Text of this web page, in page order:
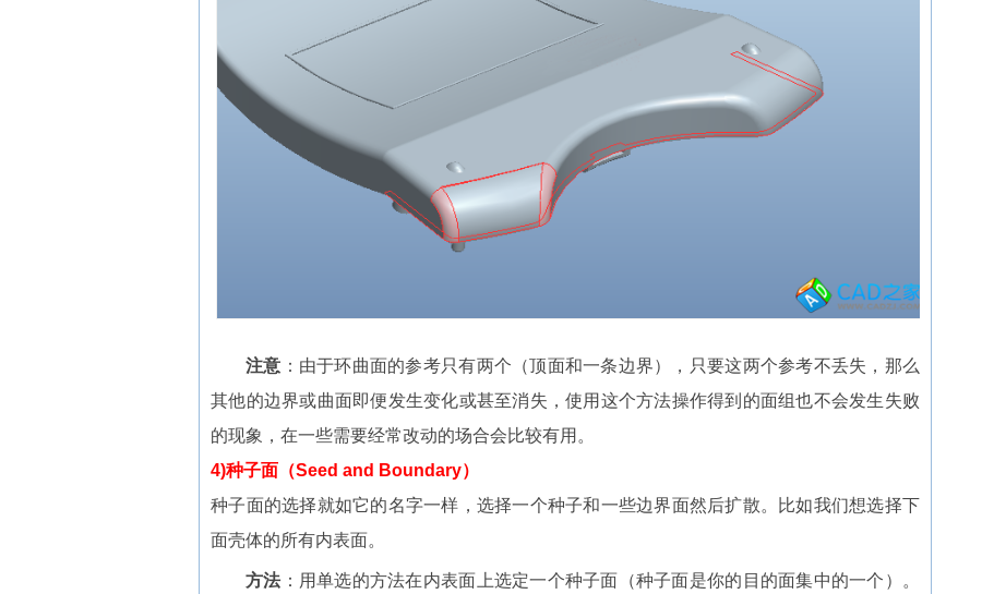
注意 ：由于环曲面的参考只有两个（顶面和一条边界），只要这两个参考不丢失，那么
其他的边界或曲面即便发生变化或甚至消失，使用这个方法操作得到的面组也不会发生失败
的现象，在一些需要经常改动的场合会比较有用。
4)种子面（Seed and Boundary）
种子面的选择就如它的名字一样，选择一个种子和一些边界面然后扩散。比如我们想选择下
面壳体的所有内表面。
方法：用单选的方法在内表面上选定一个种子面（种子面是你的目的面集中的一个）。